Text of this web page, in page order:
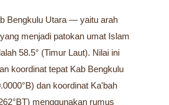
Bengkulu Utara — yaitu arah
menjadi patokan umat Islam
58.5° (Timur Laut). Nilai ini
koordinat tepat Kab Bengkulu
dan koordinat Ka'bah
menggunakan rumus